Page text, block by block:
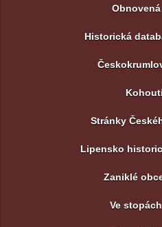
Historická
Stránky
Lipensko
Zaniklé
Ve